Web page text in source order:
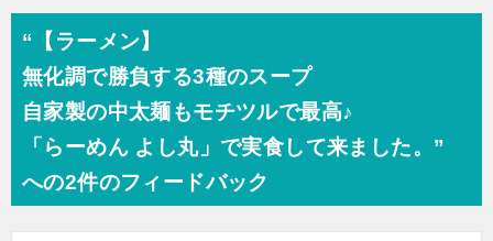
“【ラーメン】
無化調で勝負する3種のスープ
自家製の中太麺もモチツルで最高♪
「らーめん よし丸」で実食して来ました。”
への2件のフィードバック